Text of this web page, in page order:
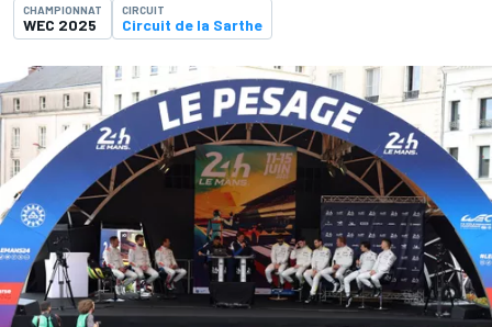
CHAMPIONNAT
WEC 2025
CIRCUIT
Circuit de la Sarthe